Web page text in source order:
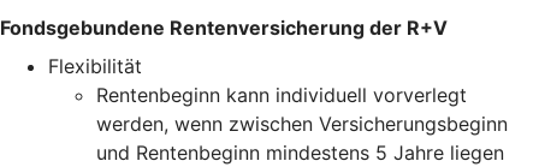
Fondsgebundene Rentenversicherung der R+V
Flexibilität
Rentenbeginn kann individuell vorverlegt
werden, wenn zwischen Versicherungsbeginn
und Rentenbeginn mindestens 5 Jahre liegen